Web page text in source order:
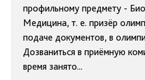
профильному предмету -
Медицина, т. е. призёр
подаче документов, в
Дозваниться в приёмную
время занято...